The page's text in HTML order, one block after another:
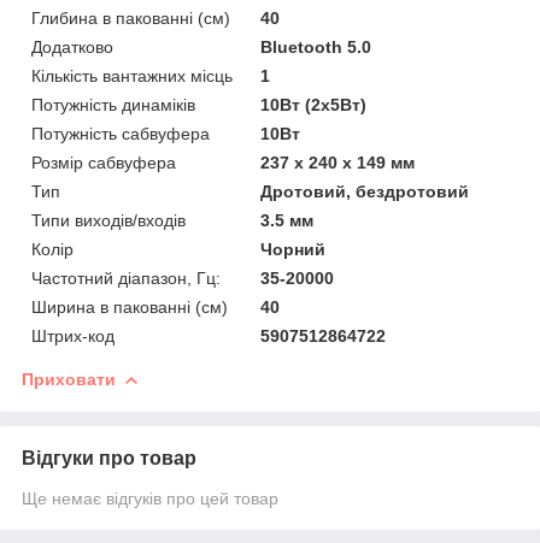
Глибина в пакованні (см)
40
Додатково
Bluetooth 5.0
Кількість вантажних місць
1
Потужність динаміків
10Вт (2х5Вт)
Потужність сабвуфера
10Вт
Розмір сабвуфера
237 x 240 x 149 мм
Тип
Дротовий, бездротовий
Типи виходів/входів
3.5 мм
Колір
Чорний
Частотний діапазон, Гц:
35-20000
Ширина в пакованні (см)
40
Штрих-код
5907512864722
Приховати
Відгуки про товар
Ще немає відгуків про цей товар